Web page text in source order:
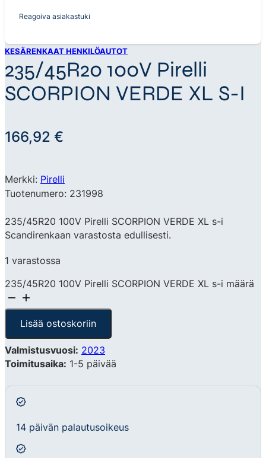
Reagoiva asiakastuki
KESÄRENKAAT HENKILÖAUTOT
235/45R20 100V Pirelli
SCORPION VERDE XL S-I
166,92 €
Merkki: Pirelli
Tuotenumero: 231998
235/45R20 100V Pirelli SCORPION VERDE XL s-i
Scandirenkaan varastosta edullisesti.
1 varastossa
235/45R20 100V Pirelli SCORPION VERDE XL s-i määrä
Lisää ostoskoriin
Valmistusvuosi: 2023
Toimitusaika: 1-5 päivää
14 päivän palautusoikeus